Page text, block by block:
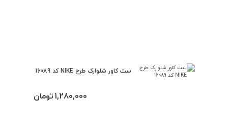
ست کاور شلوارک طرح NIKE کد 16089
1,280,000تومان